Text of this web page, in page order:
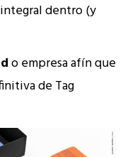
dentro (y
o empresa afín que
de Tag